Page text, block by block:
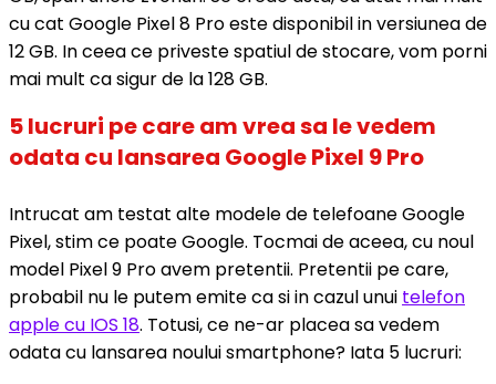
cu cat Google Pixel 8 Pro este disponibil in versiunea de
12 GB. In ceea ce priveste spatiul de stocare, vom porni
mai mult ca sigur de la 128 GB.
5 lucruri pe care am vrea sa le vedem
odata cu lansarea Google Pixel 9 Pro
Intrucat am testat alte modele de telefoane Google
Pixel, stim ce poate Google. Tocmai de aceea, cu noul
model Pixel 9 Pro avem pretentii. Pretentii pe care,
probabil nu le putem emite ca si in cazul unui telefon
apple cu IOS 18. Totusi, ce ne-ar placea sa vedem
odata cu lansarea noului smartphone? Iata 5 lucruri: